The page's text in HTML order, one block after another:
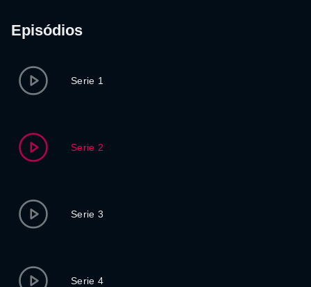
Episódios
Serie 1
Serie 2
Serie 3
Serie 4